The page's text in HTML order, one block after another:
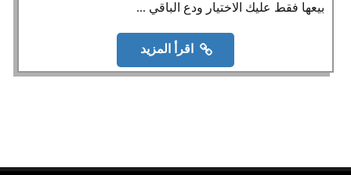
بيعها فقط عليك الاختيار ودع الباقي ...
اقرأ المزيد